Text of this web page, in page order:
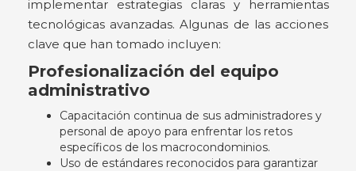
implementar estrategias claras y herramientas
tecnológicas avanzadas. Algunas de las acciones
clave que han tomado incluyen:
Profesionalización del equipo
administrativo
Capacitación continua de sus administradores y
personal de apoyo para enfrentar los retos
específicos de los macrocondominios.
Uso de estándares reconocidos para garantizar